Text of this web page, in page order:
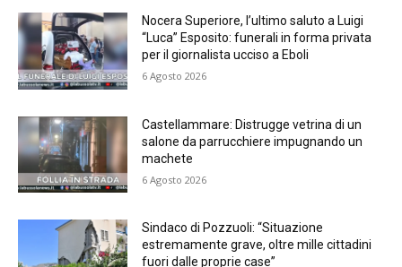
Nocera Superiore, l’ultimo saluto a Luigi
“Luca” Esposito: funerali in forma privata
per il giornalista ucciso a Eboli
6 Agosto 2026
Castellammare: Distrugge vetrina di un
salone da parrucchiere impugnando un
machete
6 Agosto 2026
Sindaco di Pozzuoli: “Situazione
estremamente grave, oltre mille cittadini
fuori dalle proprie case”